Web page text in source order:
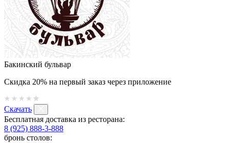
Бакинский бульвар
Скидка 20% на первый заказ через приложение
Скачать
Бесплатная доставка из ресторана:
8 (925) 888-3-888
бронь столов: